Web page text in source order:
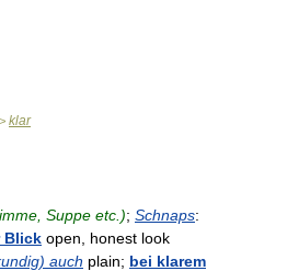
> klar
Suppe etc.); Schnaps:
Blick open, honest look
auch plain; bei klarem